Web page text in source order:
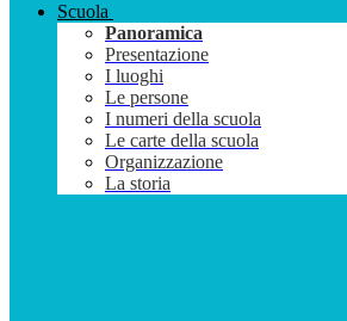
Scuola
Panoramica
Presentazione
I luoghi
Le persone
I numeri della scuola
Le carte della scuola
Organizzazione
La storia